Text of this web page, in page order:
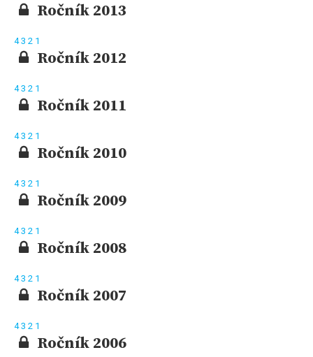
Ročník 2013
43 2 1
Ročník 2012
43 2 1
Ročník 2011
43 2 1
Ročník 2010
43 2 1
Ročník 2009
43 2 1
Ročník 2008
43 2 1
Ročník 2007
43 2 1
Ročník 2006